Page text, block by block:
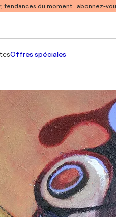
tendances du moment : abonnez-
Offres spéciales